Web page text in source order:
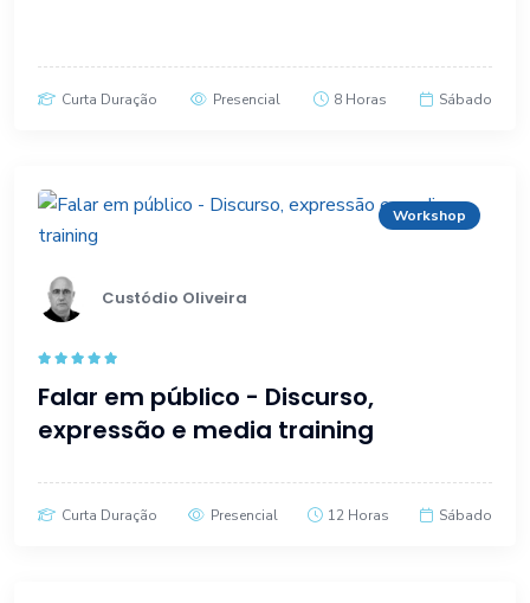
Curta Duração Presencial 8 Horas Sábado
Workshop
Custódio Oliveira
out of 5
Falar em público - Discurso,
expressão e media training
Curta Duração Presencial 12 Horas Sábado